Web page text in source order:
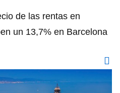
de las rentas en
un 13,7% en Barcelona